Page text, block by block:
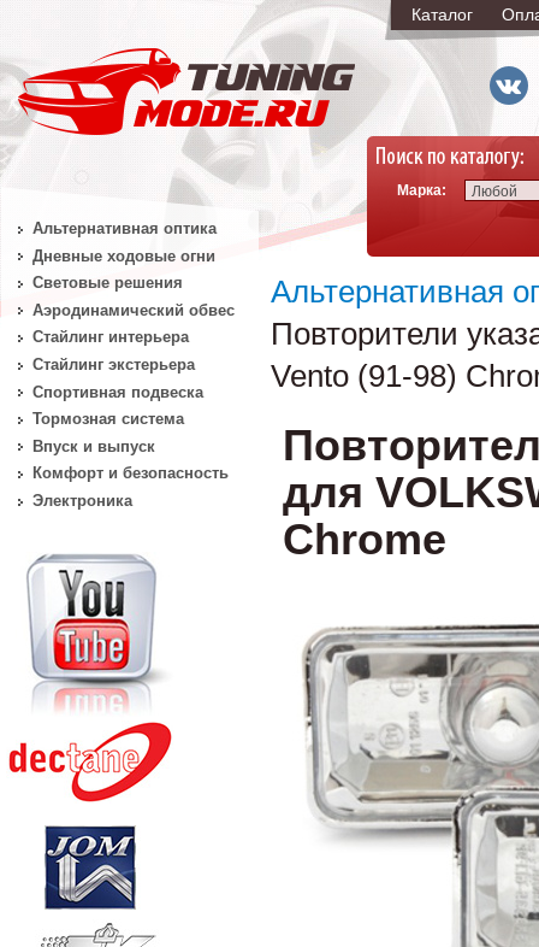
Каталог
Марка: Любой
Альтернативная
Повторители
Vento (91-98)
для
Chrome
Альтернативная оптика
Дневные ходовые огни
Световые решения
Аэродинамический обвес
Стайлинг интерьера
Стайлинг экстерьера
Спортивная подвеска
Тормозная система
Впуск и выпуск
Комфорт и безопасность
Электроника